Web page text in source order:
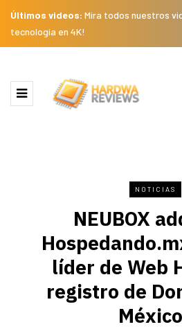
Últimos videos: Mira todos nuestros
tecnología en 4K!
NOTICIAS
NEUBOX
líder de Web
registro de